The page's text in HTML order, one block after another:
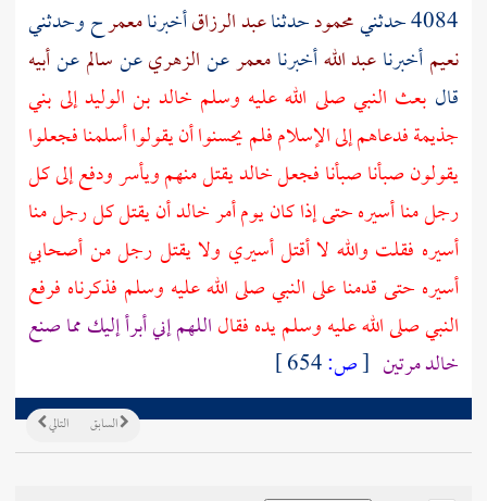
4084 حدثني
محمودحدثناعبد الرزاقأخبرنامعمرح وحدثني
نعيمأخبرناعبد اللهأخبرنامعمرعنالزهريعنسالمعنأبيه
قال بعث النبي صلى الله عليه وسلم خالد بن الوليدإلى بني
جذيمةفدعاهم إلى الإسلام فلم يحسنوا أن يقولوا أسلمنا فجعلوا
يقولون صبأنا صبأنا فجعلخالديقتل منهم ويأسر ودفع إلى كل
رجل منا أسيره حتى إذا كان يوم أمرخالدأن يقتل كل رجل منا
أسيره فقلت والله لا أقتل أسيري ولا يقتل رجل من أصحابي
أسيره حتى قدمنا على النبي صلى الله عليه وسلم فذكرناه فرفع
النبي صلى الله عليه وسلم يده فقالاللهم إني أبرأ إليك مما صنع
خالدمرتين [ص:
التالي السابق